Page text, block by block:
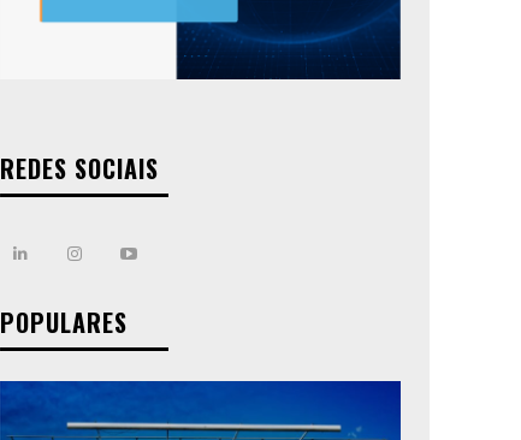
REDES SOCIAIS
POPULARES